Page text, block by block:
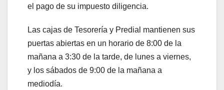
el pago de su impuesto diligencia.
Las cajas de Tesorería y Predial mantienen sus
puertas abiertas en un horario de 8:00 de la
mañana a 3:30 de la tarde, de lunes a viernes,
y los sábados de 9:00 de la mañana a
mediodía.